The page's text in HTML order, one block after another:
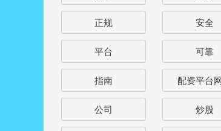
正规 安全
平台 可靠
指南 配资平台
公司 炒股